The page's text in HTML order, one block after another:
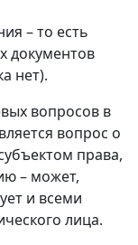
– то есть
документов
нет).
вопросов в
вопрос о
права,
– может,
и всеми
лица.